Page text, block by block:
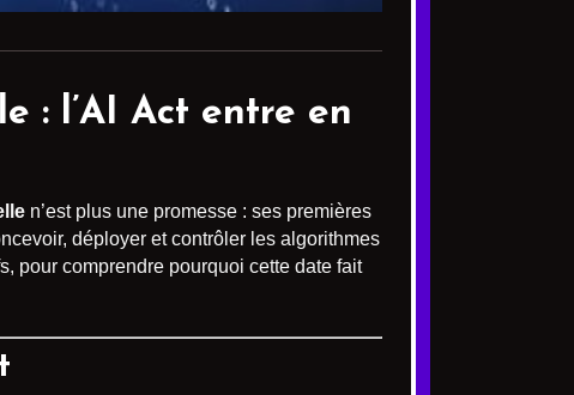
: l’AI Act entre en
n’est plus une promesse : ses premières
déployer et contrôler les algorithmes
pour comprendre pourquoi cette date fait